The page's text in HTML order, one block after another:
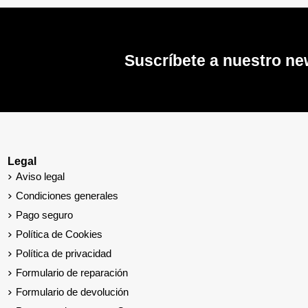
Suscríbete a nuestro
Legal
Aviso legal
Condiciones generales
Pago seguro
Política de Cookies
Política de privacidad
Formulario de reparación
Formulario de devolución